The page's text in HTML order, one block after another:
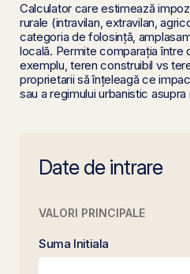
Calculator care estimează
rurale (intravilan, extravilan,
categoria de folosință,
locală. Permite comparația între
exemplu, teren construibil vs
proprietarii să înțeleagă ce
sau a regimului urbanistic
Date de intrare
VALORI PRINCIPALE
Suma Initiala